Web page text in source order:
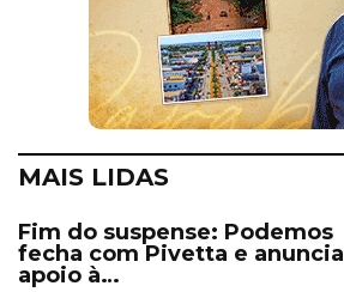
MAIS LIDAS
Fim do suspense: Podemos
fecha com Pivetta e anuncia
apoio à…